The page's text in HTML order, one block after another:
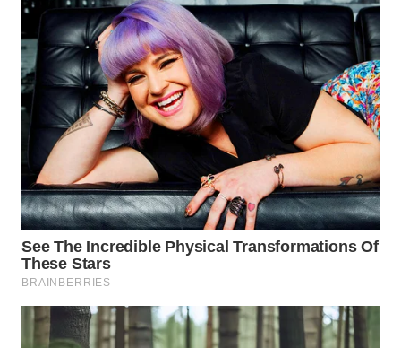
WAHANANEWS
CO ID
WAHANANEWS
NET
WAHANA
SPORT
WAHANA
UMKM
WAHANA
WAHANA